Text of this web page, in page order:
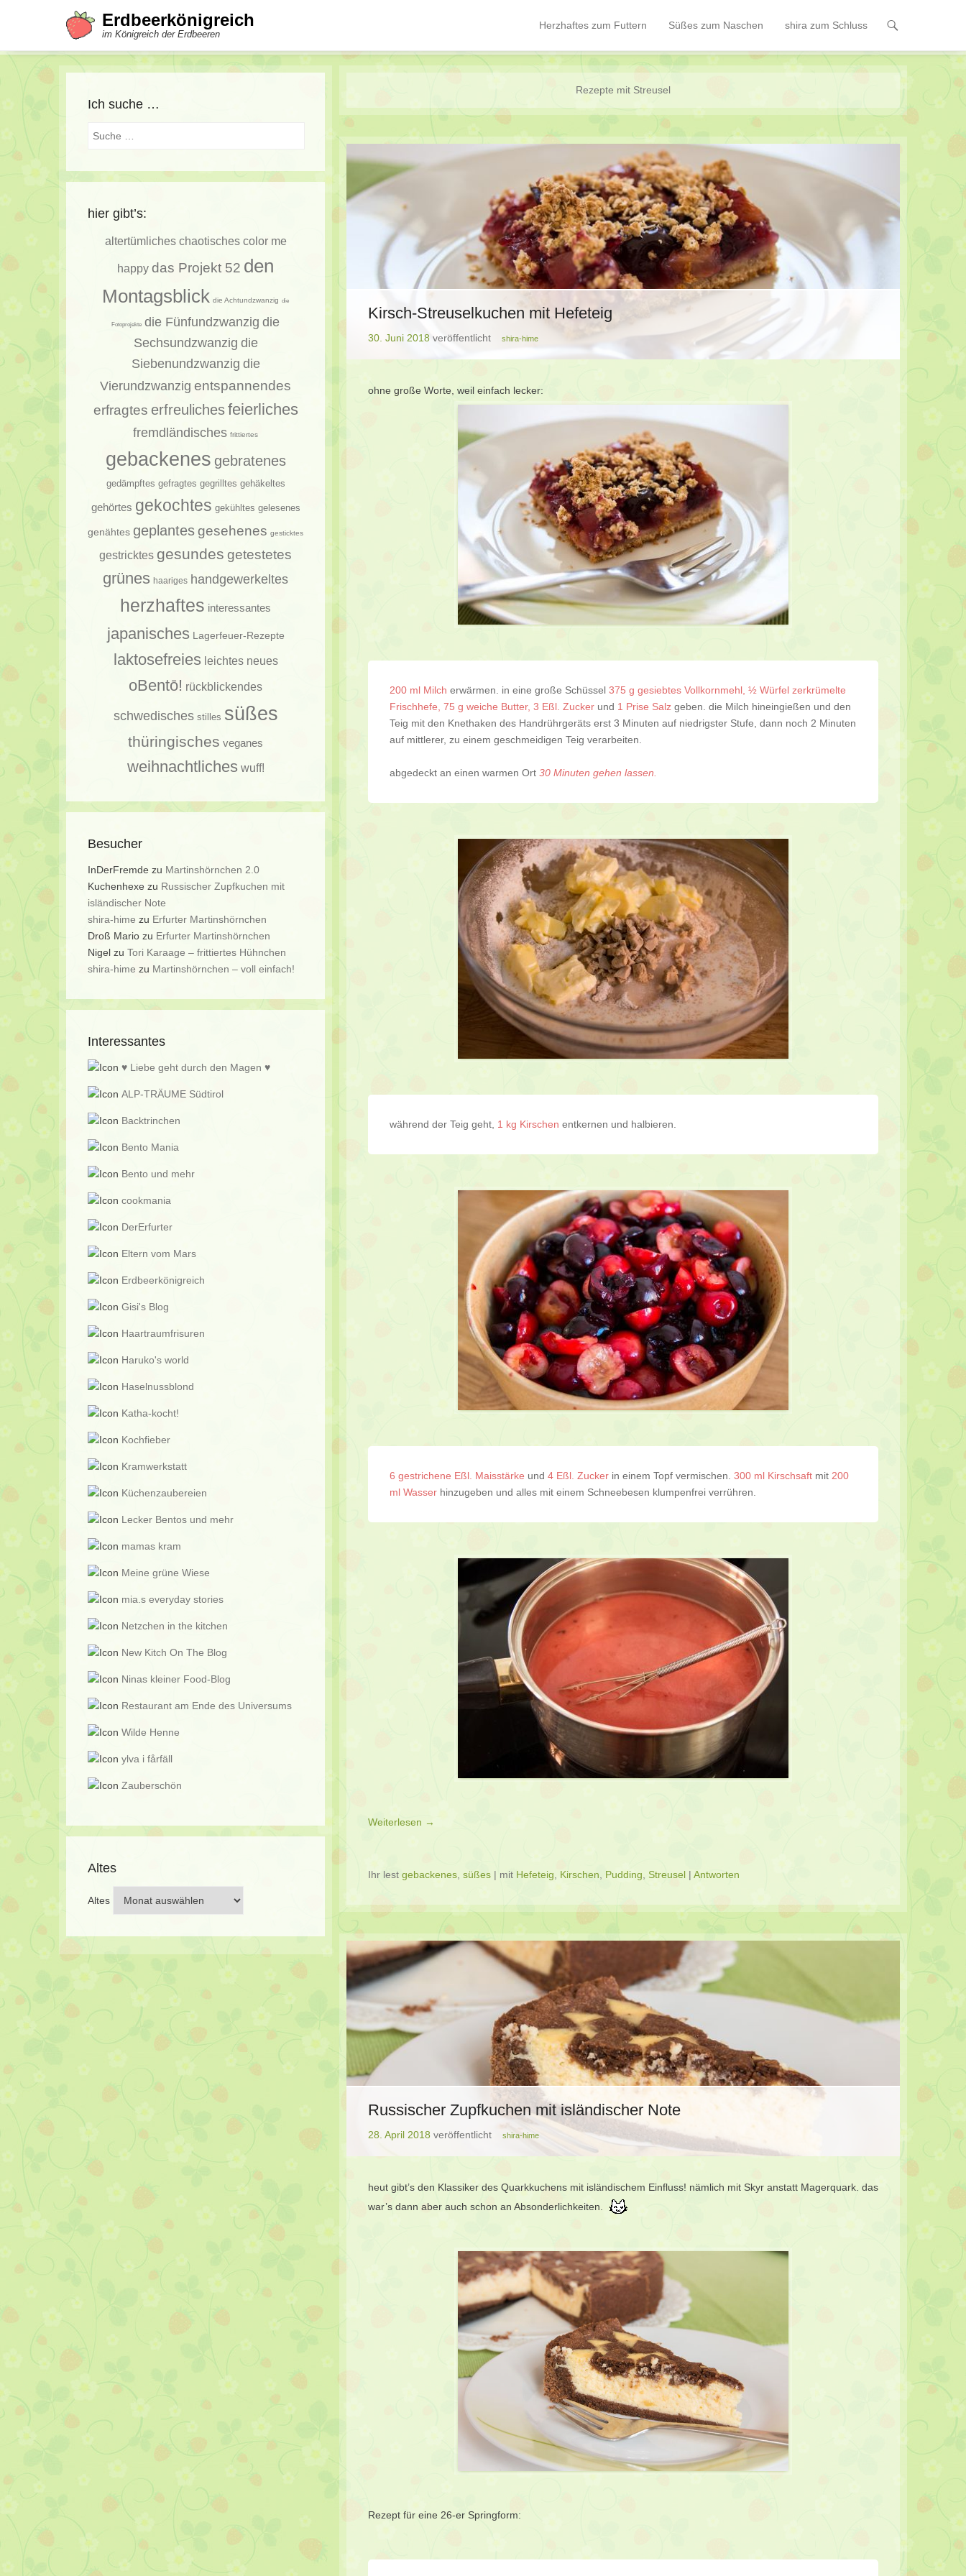
Erdbeerkönigreich
im Königreich der Erdbeeren
Hauptmenü
Springe zum Inhalt
Herzhaftes zum Futtern Süßes zum Naschen shira zum Schluss
Rezepte mit Streusel
Kirsch-Streuselkuchen mit Hefeteig
30. Juni 2018 veröffentlicht shira-hime
ohne große Worte, weil einfach lecker:
200 ml Milch erwärmen. in eine große Schüssel 375 g gesiebtes Vollkornmehl, ½ Würfel zerkrümelte
Frischhefe, 75 g weiche Butter, 3 Eßl. Zucker und 1 Prise Salz geben. die Milch hineingießen und den
Teig mit den Knethaken des Handrührgeräts erst 3 Minuten auf niedrigster Stufe, dann noch 2 Minuten
auf mittlerer, zu einem geschmeidigen Teig verarbeiten.
abgedeckt an einen warmen Ort 30 Minuten gehen lassen.
während der Teig geht, 1 kg Kirschen entkernen und halbieren.
6 gestrichene Eßl. Maisstärke und 4 Eßl. Zucker in einem Topf vermischen. 300 ml Kirschsaft mit 200
ml Wasser hinzugeben und alles mit einem Schneebesen klumpenfrei verrühren.
Weiterlesen →
Ihr lest gebackenes süßes | mit Hefeteig Kirschen Pudding Streusel | Antworten
Russischer Zupfkuchen mit isländischer Note
28. April 2018 veröffentlicht shira-hime
heut gibt’s den Klassiker des Quarkkuchens mit isländischem Einfluss! nämlich mit Skyr anstatt Magerquark. das
war’s dann aber auch schon an Absonderlichkeiten.
Rezept für eine 26-er Springform:
Ich suche …
Suche
hier gibt’s:
altertümliches chaotisches color me
happy das Projekt 52 den
Montagsblick die Achtundzwanzig die
Fotoprojekte die Fünfundzwanzig die
Sechsundzwanzig die
Siebenundzwanzig die
Vierundzwanzig entspannendes
erfragtes erfreuliches feierliches
fremdländisches frittiertes
gebackenes gebratenes
gedämpftes gefragtes gegrilltes gehäkeltes
gehörtes gekochtes gekühltes gelesenes
genähtes geplantesgesehenes gesticktes
gestricktes gesundes getestetes
grünes haariges handgewerkeltes
herzhaftes interessantes
japanisches Lagerfeuer-Rezepte
laktosefreies leichtes neues
oBentō! rückblickendes
schwedisches stilles süßes
thüringisches veganes
weihnachtliches wuff!
Besucher
InDerFremde zu Martinshörnchen 2.0
Kuchenhexe zu Russischer Zupfkuchen mit
isländischer Note
shira-hime zu Erfurter Martinshörnchen
Droß Mario zu Erfurter Martinshörnchen
Nigel zu Tori Karaage – frittiertes Hühnchen
shira-hime zu Martinshörnchen – voll einfach!
Interessantes
♥ Liebe geht durch den Magen ♥
ALP-TRÄUME Südtirol
Backtrinchen
Bento Mania
Bento und mehr
cookmania
DerErfurter
Eltern vom Mars
Erdbeerkönigreich
Gisi's Blog
Haartraumfrisuren
Haruko's world
Haselnussblond
Katha-kocht!
Kochfieber
Kramwerkstatt
Küchenzaubereien
Lecker Bentos und mehr
mamas kram
Meine grüne Wiese
mia.s everyday stories
Netzchen in the kitchen
New Kitch On The Blog
Ninas kleiner Food-Blog
Restaurant am Ende des Universums
Wilde Henne
ylva i fårfäll
Zauberschön
Altes
Altes